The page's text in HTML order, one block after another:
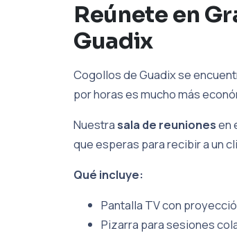
Reúnete en
Guadix
Cogollos de Guadix se
por horas es mucho más
Nuestrasala de reunionesen
que esperas para recibir a un
Qué incluye:
Pantalla TV con
Pizarra para sesiones